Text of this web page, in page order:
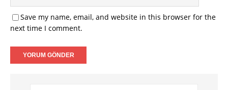
Save my name, email, and website in this browser for the
next time I comment.